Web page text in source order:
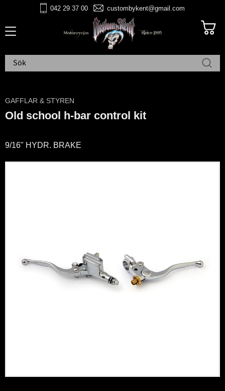
042 29 37 00 custombykent@gmail.com
GAFFLAR & STYREN
Old school h-bar control kit
9/16" HYDR. BRAKE